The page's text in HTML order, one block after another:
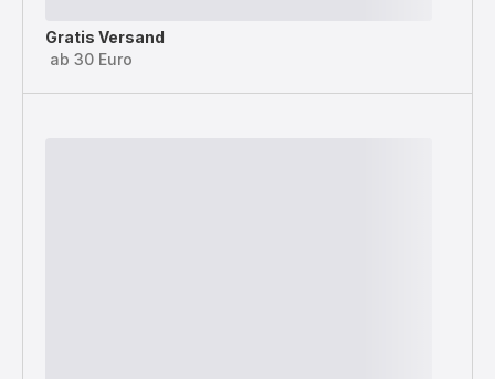
Gratis Versand
ab 30 Euro